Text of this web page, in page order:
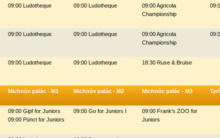
09:00 Ludotheque 09:00 Ludotheque
09:00 Agricola
Championship
09:00 Ludotheque 09:00 Ludotheque
09:00 Agricola
Championship
09:00 Ludotheque 09:00 Ludotheque 18:30 Ruse & Bruise
Michnův palác - M1 Michnův palác - M2 Michnův palác - M3
09:00 Gipf for Juniors
09:00 Pünct for Juniors
09:00 Go for Juniors I
09:00 Frank's ZOO for
Juniors